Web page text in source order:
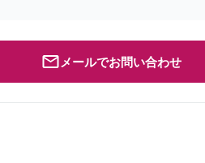
メールでお問い合わせ